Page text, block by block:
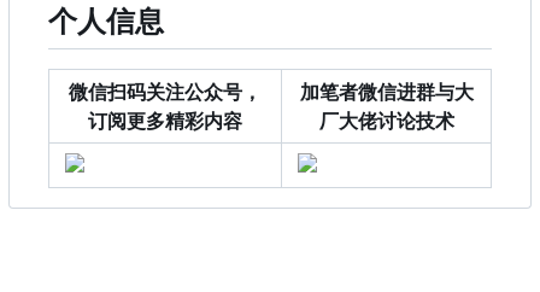
个人信息
微信扫码关注公众号，
订阅更多精彩内容
加笔者微信进群与大
厂大佬讨论技术